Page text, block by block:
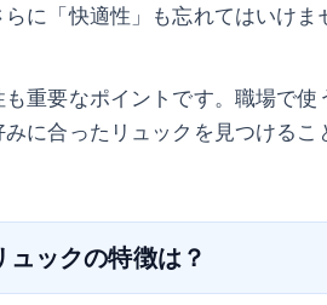
に「快適性」も忘れてはいけ
重要なポイントです。職場で
に合ったリュックを見つける
ックの特徴は？